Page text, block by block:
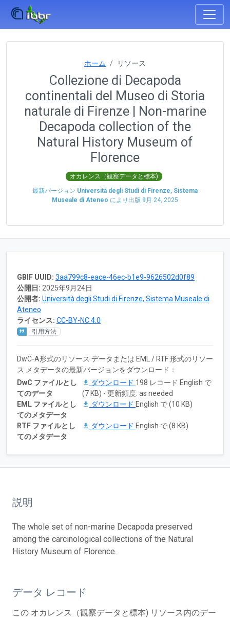
ホーム リソース
Collezione di Decapoda
continentali del Museo di Storia
naturale di Firenze | Non-marine
Decapoda collection of the
Natural History Museum of
Florence
オカレンス（観察データと標本)
最新バージョン Università degli Studi di Firenze, Sistema
Museale di Ateneo により出版 9月 24, 2025
GBIF UUID: 3aa799c8-eace-46ec-b1e9-9626502d0f89
公開日: 2025年9月24日
公開者: Università degli Studi di Firenze, Sistema Museale di
Ateneo
ライセンス: CC-BY-NC 4.0
引用方法
DwC-A形式のリソース データまたは EML / RTF 形式のリソー
ス メタデータの最新バージョンをダウンロード：
DwC ファイルとし
てのデータ
ダウンロード 198 レコード English で
(7 KB) - 更新頻度: as needed
EML ファイルとし
てのメタデータ
ダウンロード English で (10 KB)
RTF ファイルとし
てのメタデータ
ダウンロード English で (8 KB)
説明
The whole set of non-marine Decapoda preserved
among the carcinological collections of the Natural
History Museum of Florence.
データ レコード
この オカレンス（観察データと標本) リソース内のデー